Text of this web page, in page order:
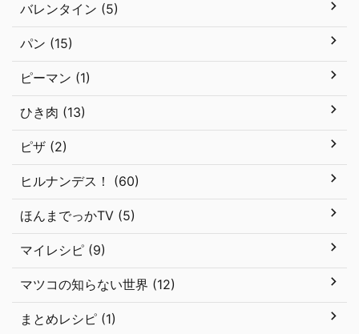
バレンタイン (5)
パン (15)
ピーマン (1)
ひき肉 (13)
ピザ (2)
ヒルナンデス！ (60)
ほんまでっかTV (5)
マイレシピ (9)
マツコの知らない世界 (12)
まとめレシピ (1)